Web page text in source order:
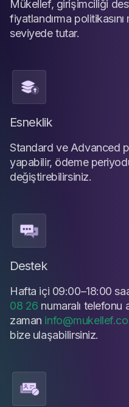
Mükellef, girişimciliği
fiyatlandırma
seviyede tutar.
Esneklik
Standard ve Advanced
yapabilir, ödeme
değiştirebilirsiniz.
Destek
Hafta içi 09:00–18:00
08 26 numaralı
zaman info@mukellef.co
bize ulaşabilirsiniz.